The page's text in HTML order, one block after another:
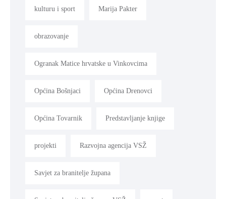
kulturu i sport Marija Pakter
obrazovanje
Ogranak Matice hrvatske u Vinkovcima
Općina Bošnjaci Općina Drenovci
Općina Tovarnik Predstavljanje knjige
projekti Razvojna agencija VSŽ
Savjet za branitelje župana